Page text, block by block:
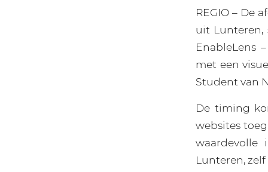
REGIO – De
uit Lunteren,
EnableLens
met een
Student van
De timing
websites
waardevolle
Lunteren,